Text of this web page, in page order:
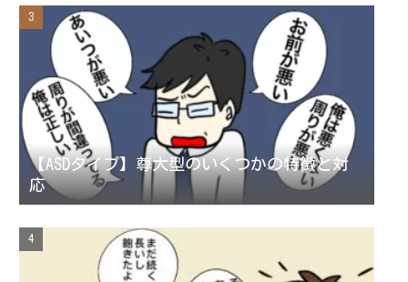
【ASDタイプ】尊大型のいくつかの特徴と対
応